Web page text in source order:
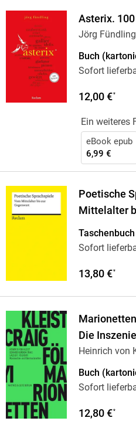
Asterix.
Jörg Fündling
Buch
Sofort
12,00 €*
Ein weiteres
eBook epub
6,99 €
Poetische
Mittelalter
Taschenbuch
Sofort
13,80 €*
Die
Heinrich von
Edward
Buch
Sofort
12,80 €*